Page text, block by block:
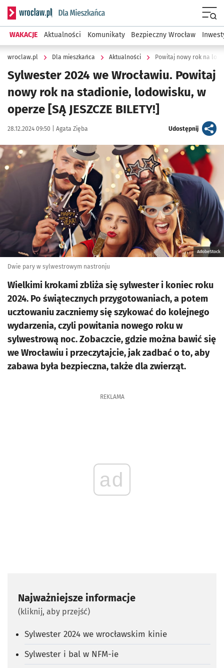
Serwis informacyjny wroclaw.pl podserwis: Dla mieszkańca
WAKACJE Aktualności Komunikaty Bezpieczny Wrocław
wroclaw.pl Dla mieszkańca Aktualności Powitaj nowy rok na
Sylwester 2024 we Wrocławiu. Powitaj
nowy rok na stadionie, lodowisku, w
operze [SĄ JESZCZE BILETY!]
Data publikacji:
28.12.2024 09:50 | Autor:
Agata Zięba Udostępnijartykuł
Kliknij, aby powiększyć
AdobeStock
Dwie pary w sylwestrowym nastronju
Wielkimi krokami zbliża się sylwester i koniec roku
2024. Po świątecznych przygotowaniach, a potem
ucztowaniu zaczniemy się szykować do kolejnego
wydarzenia, czyli powitania nowego roku w
sylwestrową noc. Zobaczcie, gdzie można bawić się
we Wrocławiu i przeczytajcie, jak zadbać o to, aby
zabawa była bezpieczna, także dla zwierząt.
REKLAMA
ad
Najważniejsze informacje
(kliknij, aby przejść)
Sylwester 2024 we wrocławskim kinie
Sylwester i bal w NFM-ie